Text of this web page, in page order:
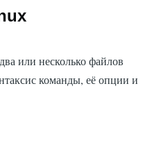
или несколько файлов
команды, её опции и